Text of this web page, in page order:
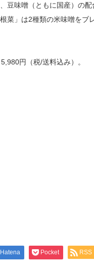
豆味噌（ともに国産）の
菜」は2種類の米味噌をブ
円（税/送料込み）。
Hatena Pocket RSS